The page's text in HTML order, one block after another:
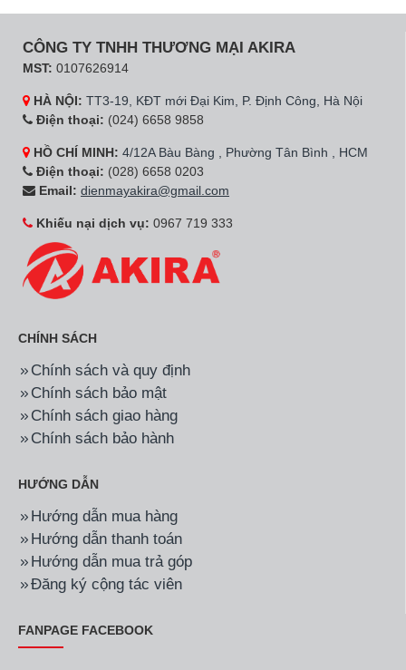
CÔNG TY TNHH THƯƠNG MẠI AKIRA
MST: 0107626914
HÀ NỘI: TT3-19, KĐT mới Đại Kim, P. Định Công, Hà Nội
Điện thoại: (024) 6658 9858
HỒ CHÍ MINH: 4/12A Bàu Bàng , Phường Tân Bình , HCM
Điện thoại: (028) 6658 0203
Email: dienmayakira@gmail.com
Khiếu nại dịch vụ: 0967 719 333
CHÍNH SÁCH
Chính sách và quy định
Chính sách bảo mật
Chính sách giao hàng
Chính sách bảo hành
HƯỚNG DẪN
Hướng dẫn mua hàng
Hướng dẫn thanh toán
Hướng dẫn mua trả góp
Đăng ký cộng tác viên
FANPAGE FACEBOOK